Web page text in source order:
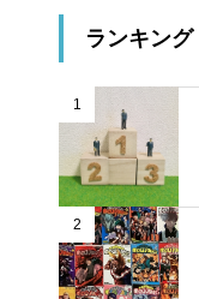
ランキング
1
2